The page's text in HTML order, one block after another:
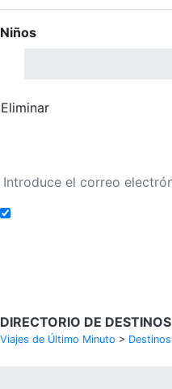
Niños
Eliminar
DIRECTORIO DE DESTINOS
Viajes de Último Minuto > Destinos